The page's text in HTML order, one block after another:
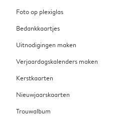
Foto op plexiglas
Bedankkaartjes
Uitnodigingen maken
Verjaardagskalenders maken
Kerstkaarten
Nieuwjaarskaarten
Trouwalbum